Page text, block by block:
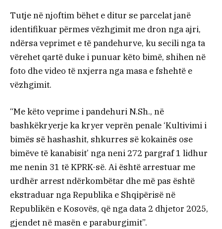
Tutje në njoftim bëhet e ditur se parcelat janë
identifikuar përmes vëzhgimit me dron nga ajri,
ndërsa veprimet e të pandehurve, ku secili nga ta
vërehet qartë duke i punuar këto bimë, shihen në
foto dhe video të nxjerra nga masa e fshehtë e
vëzhgimit.
“Me këto veprime i pandehuri N.Sh., në
bashkëkryerje ka kryer veprën penale ‘Kultivimi i
bimës së hashashit, shkurres së kokainës ose
bimëve të kanabisit’ nga neni 272 pargraf 1 lidhur
me nenin 31 të KPRK-së. Ai është arrestuar me
urdhër arrest ndërkombëtar dhe më pas është
ekstraduar nga Republika e Shqipërisë në
Republikën e Kosovës, që nga data 2 dhjetor 2025,
gjendet në masën e paraburgimit”.